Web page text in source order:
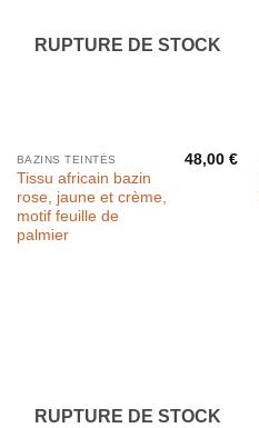
RUPTURE DE STOCK
BAZINS TEINTÉS
Tissu africain bazin
rose, jaune et crème,
motif feuille de
palmier
48,00€
RUPTURE DE STOCK